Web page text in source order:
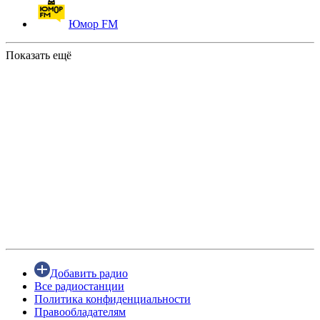
Юмор FM
Показать ещё
Добавить радио
Все радиостанции
Политика конфиденциальности
Правообладателям